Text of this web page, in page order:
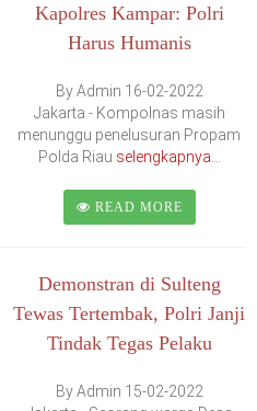
Kapolres Kampar: Polri
Harus Humanis
By Admin 16-02-2022
Jakarta - Kompolnas masih
menunggu penelusuran Propam
Polda Riau selengkapnya...
READ MORE
Demonstran di Sulteng
Tewas Tertembak, Polri Janji
Tindak Tegas Pelaku
By Admin 15-02-2022